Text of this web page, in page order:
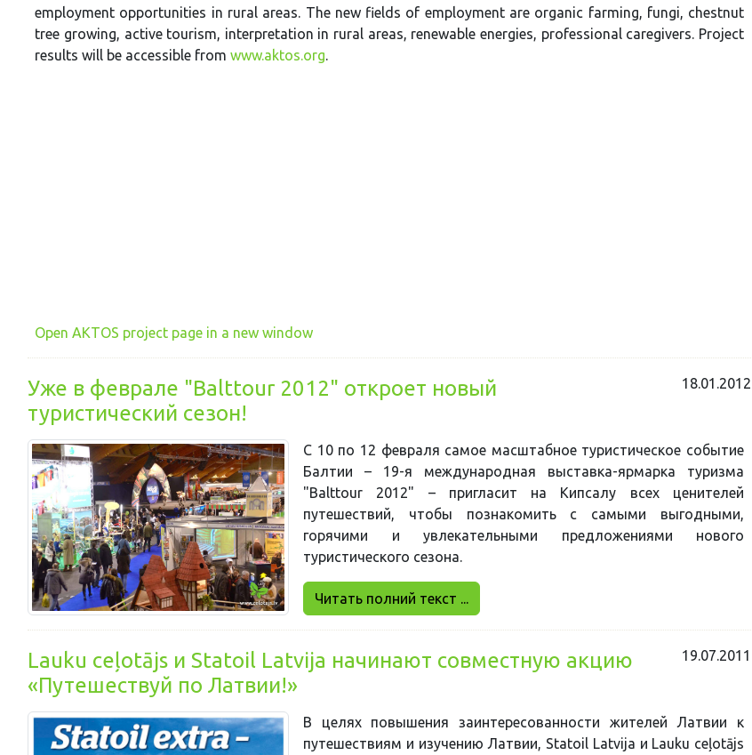
employment opportunities in rural areas. The new fields of employment are organic farming, fungi, chestnut
tree growing, active tourism, interpretation in rural areas, renewable energies, professional caregivers. Project
results will be accessible fromwww.aktos.org.
Open AKTOS project page in a new window
Уже в феврале "Balttour 2012" откроет новый
туристический сезон!
18.01.2012
С 10 по 12 февраля самое масштабное туристическое событие
Балтии – 19-я международная выставка-ярмарка туризма
"Balttour 2012" – пригласит на Кипсалу всех ценителей
путешествий, чтобы познакомить с самыми выгодными,
горячими и увлекательными предложениями нового
туристического сезона.
Читать полний текст ...
Lauku ceļotājs и Statoil Latvija начинают совместную акцию
«Путешествуй по Латвии!»
19.07.2011
В целях повышения заинтересованности жителей Латвии к
путешествиям и изучению Латвии, Statoil Latvija и Lauku ceļotājs